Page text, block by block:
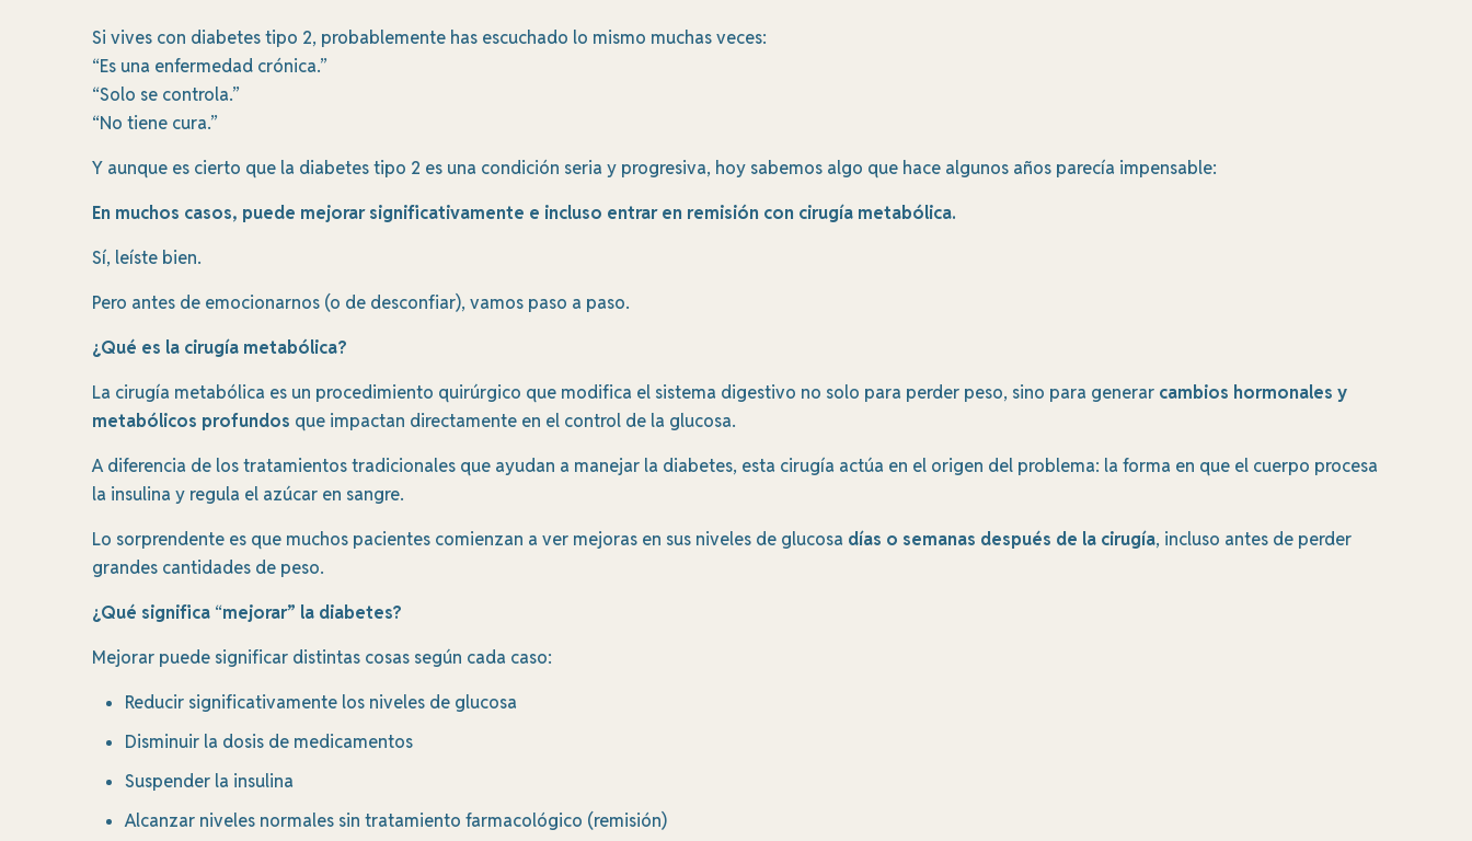
Si vives con diabetes tipo 2, probablemente has escuchado lo mismo muchas veces:
“Es una enfermedad crónica.”
“Solo se controla.”
“No tiene cura.”
Y aunque es cierto que la diabetes tipo 2 es una condición seria y progresiva, hoy sabemos algo que hace algunos años parecía impensable:
En muchos casos, puede mejorar significativamente e incluso entrar en remisión con cirugía metabólica.
Sí, leíste bien.
Pero antes de emocionarnos (o de desconfiar), vamos paso a paso.
¿Qué es la cirugía metabólica?
La cirugía metabólica es un procedimiento quirúrgico que modifica el sistema digestivo no solo para perder peso, sino para generar cambios hormonales y
metabólicos profundos que impactan directamente en el control de la glucosa.
A diferencia de los tratamientos tradicionales que ayudan a manejar la diabetes, esta cirugía actúa en el origen del problema: la forma en que el cuerpo procesa
la insulina y regula el azúcar en sangre.
Lo sorprendente es que muchos pacientes comienzan a ver mejoras en sus niveles de glucosa días o semanas después de la cirugía, incluso antes de perder
grandes cantidades de peso.
¿Qué significa “mejorar” la diabetes?
Mejorar puede significar distintas cosas según cada caso:
Reducir significativamente los niveles de glucosa
Disminuir la dosis de medicamentos
Suspender la insulina
Alcanzar niveles normales sin tratamiento farmacológico (remisión)